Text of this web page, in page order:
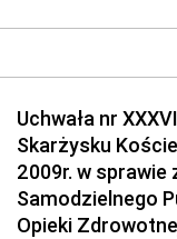
Dziennik
Elektronicznej
Dziennik
Administracji
Dziennik
Uchwała nr
Skarżysku
2009r. w
Samodzielnego
Opieki